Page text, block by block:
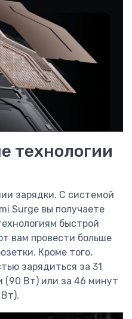
технологии
зарядки. С системой
Surge вы получаете
быстрой
вам провести больше
Кроме того,
зарядиться за 31
(90 Вт) или за 46 минут